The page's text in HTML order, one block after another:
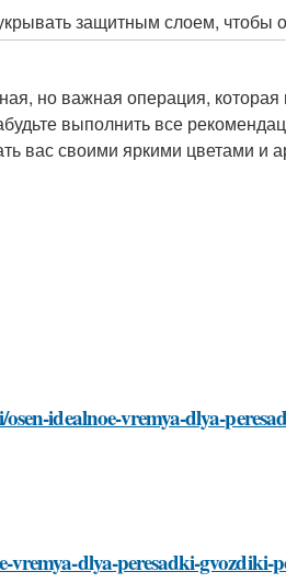
защитным слоем, чтобы
но важная операция,
выполнить все
вас своими яркими цветами и
idealnoe-vremya-dlya-
vremya-dlya-peresadki-gvozdiki-